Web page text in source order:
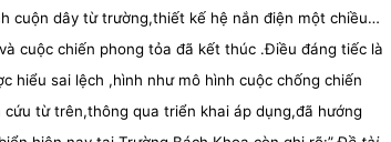
cuộn dây từ trường,thiết kế hệ nắn điện một chiều…
cuộc chiến phong tỏa đã kết thúc .Điều đáng tiếc là
hiểu sai lệch ,hình như mô hình cuộc chống chiến
từ trên,thông qua triển khai áp dụng,đã hướng